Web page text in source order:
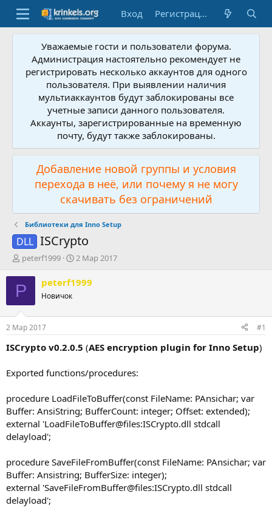
Вход Регистрация
Уважаемые гости и пользователи форума.
Администрация настоятельно рекомендует не
регистрировать несколько аккаунтов для одного
пользователя. При выявлении наличия
мультиаккаунтов будут заблокированы все
учетные записи данного пользователя.
Аккаунты, зарегистрированные на временную
почту, будут также заблокированы.
Добавление новой группы и условия
перехода в неё, или почему я не могу
скачивать без ограничений
Библиотеки для Inno Setup
DLL ISCrypto
А
т
о
т
м
ы
peterf1999
Д
т
а
л
2 Мар 2017
P peterf1999
Новичок
2 Мар 2017 #1
ISCrypto v0.2.0.5 (AES encryption plugin for Inno Setup)
Exported functions/procedures:
procedure LoadFileToBuffer(const FileName: PAnsichar; var
Buffer: AnsiString; BufferCount: integer; Offset: extended);
external 'LoadFileToBuffer@files:ISCrypto.dll stdcall
delayload';
procedure SaveFileFromBuffer(const FileName: PAnsichar; var
Buffer: Ansistring; BufferSize: integer);
external 'SaveFileFromBuffer@files:ISCrypto.dll stdcall
delayload';